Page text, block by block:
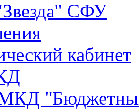
СФУ
кабинет
"Бюджетный